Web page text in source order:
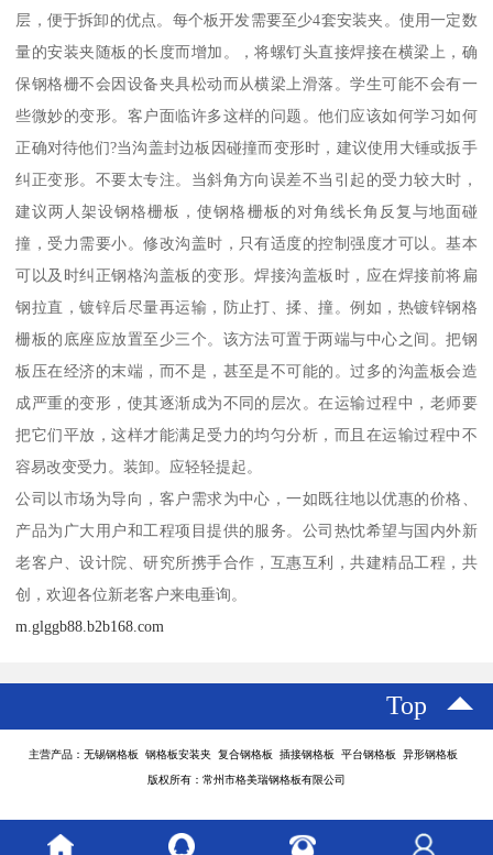
层，便于拆卸的优点。每个板开发需要至少4套安装夹。使用一定数
量的安装夹随板的长度而增加。，将螺钉头直接焊接在横梁上，确
保钢格栅不会因设备夹具松动而从横梁上滑落。学生可能不会有一
些微妙的变形。客户面临许多这样的问题。他们应该如何学习如何
正确对待他们?当沟盖封边板因碰撞而变形时，建议使用大锤或扳手
纠正变形。不要太专注。当斜角方向误差不当引起的受力较大时，
建议两人架设钢格栅板，使钢格栅板的对角线长角反复与地面碰
撞，受力需要小。修改沟盖时，只有适度的控制强度才可以。基本
可以及时纠正钢格沟盖板的变形。焊接沟盖板时，应在焊接前将扁
钢拉直，镀锌后尽量再运输，防止打、揉、撞。例如，热镀锌钢格
栅板的底座应放置至少三个。该方法可置于两端与中心之间。把钢
板压在经济的末端，而不是，甚至是不可能的。过多的沟盖板会造
成严重的变形，使其逐渐成为不同的层次。在运输过程中，老师要
把它们平放，这样才能满足受力的均匀分析，而且在运输过程中不
容易改变受力。装卸。应轻轻提起。
公司以市场为导向，客户需求为中心，一如既往地以优惠的价格、
产品为广大用户和工程项目提供的服务。公司热忱希望与国内外新
老客户、设计院、研究所携手合作，互惠互利，共建精品工程，共
创，欢迎各位新老客户来电垂询。
m.glggb88.b2b168.com
Top
主营产品：无锡钢格板 钢格板安装夹 复合钢格板 插接钢格板 平台钢格板 异形钢格板
版权所有：常州市格美瑞钢格板有限公司